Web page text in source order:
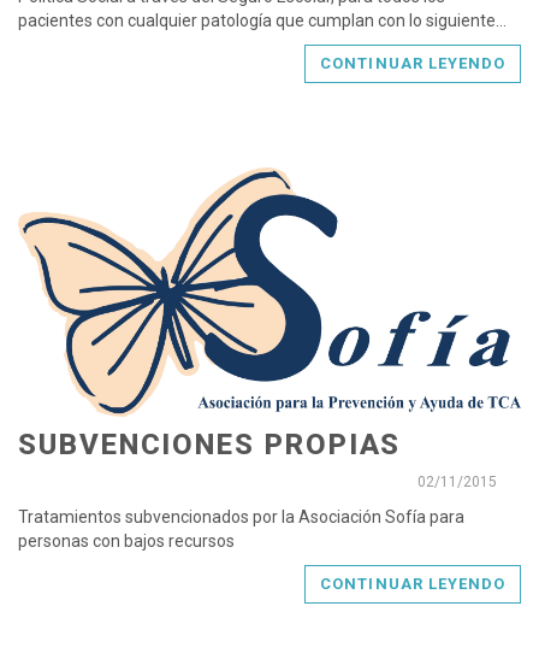
pacientes con cualquier patología que cumplan con lo siguiente...
CONTINUAR LEYENDO
SUBVENCIONES PROPIAS
02/11/2015
Tratamientos subvencionados por la Asociación Sofía para
personas con bajos recursos
CONTINUAR LEYENDO